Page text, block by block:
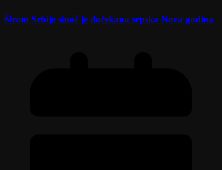
Širom Srbije sinoć je dočekana srpska Nova godina